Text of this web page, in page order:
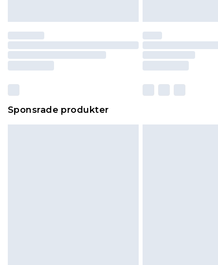
Sponsrade produkter